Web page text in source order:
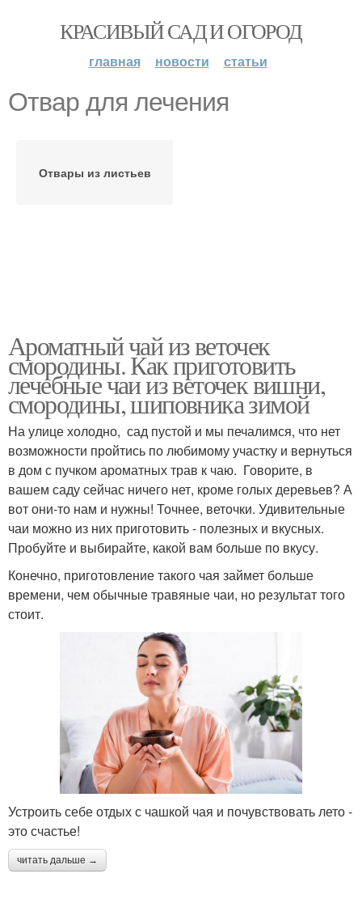
КРАСИВЫЙ САД И ОГОРОД
главная новости статьи
Отвар для лечения
Отвары из листьев
Ароматный чай из веточек
смородины. Как приготовить
лечебные чаи из веточек вишни,
смородины, шиповника зимой
На улице холодно, сад пустой и мы печалимся, что нет
возможности пройтись по любимому участку и вернуться
в дом с пучком ароматных трав к чаю. Говорите, в
вашем саду сейчас ничего нет, кроме голых деревьев? А
вот они-то нам и нужны! Точнее, веточки. Удивительные
чаи можно из них приготовить - полезных и вкусных.
Пробуйте и выбирайте, какой вам больше по вкусу.
Конечно, приготовление такого чая займет больше
времени, чем обычные травяные чаи, но результат того
стоит.
Устроить себе отдых с чашкой чая и почувствовать лето -
это счастье!
читать дальше →